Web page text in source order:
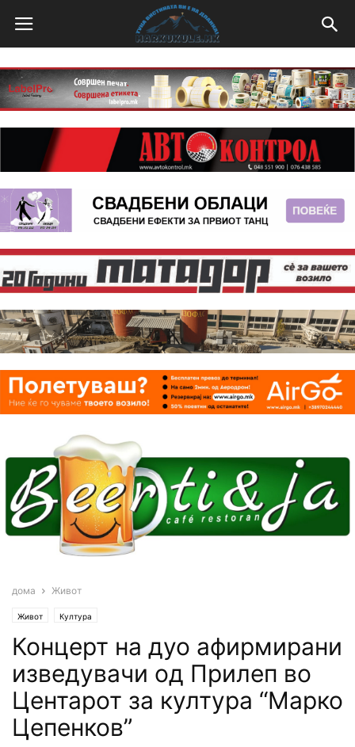
дома Живот
Живот Култура
Концерт на дуо афирмирани
изведувачи од Прилеп во
Центарот за култура “Марко
Цепенков”